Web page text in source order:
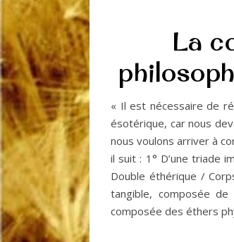
La
« Il est nécessaire de
ésotérique, car nous
nous voulons arriver à
il suit : 1° D’une triade
Double éthérique /
tangible, composée
composée des éthers